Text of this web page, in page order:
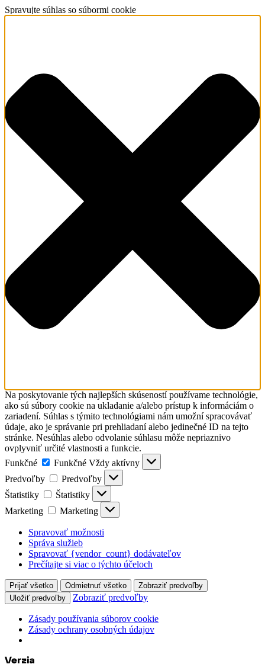
Spravujte súhlas so súbormi cookie
Na poskytovanie tých najlepších skúseností používame technológie,
ako sú súbory cookie na ukladanie a/alebo prístup k informáciám o
zariadení. Súhlas s týmito technológiami nám umožní spracovávať
údaje, ako je správanie pri prehliadaní alebo jedinečné ID na tejto
stránke. Nesúhlas alebo odvolanie súhlasu môže nepriaznivo
ovplyvniť určité vlastnosti a funkcie.
Funkčné
Funkčné Vždy aktívny
Predvoľby
Predvoľby
Štatistiky
Štatistiky
Marketing
Marketing
Spravovať možnosti
Správa služieb
Spravovať {vendor_count} dodávateľov
Prečítajte si viac o týchto účeloch
Prijať všetko Odmietnuť všetko
Zobraziť predvoľby
Uložiť predvoľby
Zobraziť predvoľby
Zásady používania súborov cookie
Zásady ochrany osobných údajov